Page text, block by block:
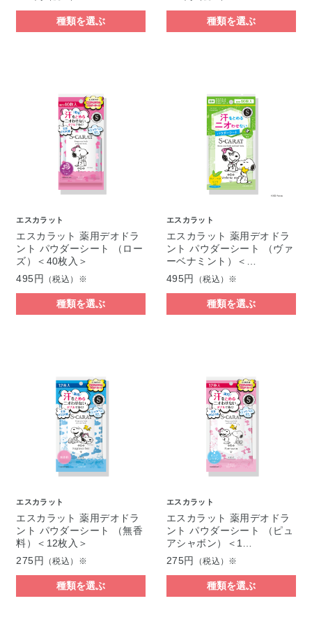
種類を選ぶ 種類を選ぶ
エスカラット
エスカラット 薬用デオドラ
ント パウダーシート （ロー
ズ）＜40枚入＞
495円 （税込）※
種類を選ぶ
エスカラット
エスカラット 薬用デオドラ
ント パウダーシート （ヴァ
ーベナミント）＜…
495円
（税込）※
種類を選ぶ
エスカラット
エスカラット 薬用デオドラ
ント パウダーシート （無香
料）＜12枚入＞
275円
（税込）※
種類を選ぶ
エスカラット
エスカラット 薬用デオドラ
ント パウダーシート （ピュ
アシャボン）＜1…
275円
（税込）※
種類を選ぶ